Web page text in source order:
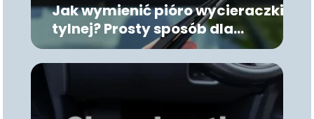
Jak wymienić pióro wycieraczki
tylnej? Prosty sposób dla
każdego kierowcy